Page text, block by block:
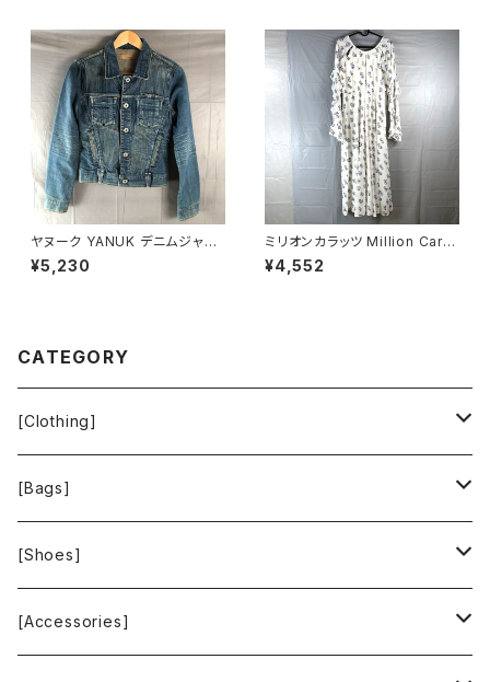
ヤヌーク YANUK デニムジャケ
ット Gジャン ロゴボタン ヴィン
テージ加工 ダメージ加工 イン
¥5,230
ミリオンカラッツ Million Carat
s ワンピース 花柄 白 Mサイズ
900573
¥4,552
CATEGORY
[Clothing]
Krochet Kids International
[Bags]
BAGGU
FOOD TEXTILE
[Shoes]
TOMS
[Accessories]